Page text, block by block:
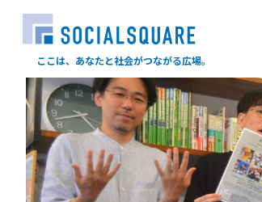
ここは、あなたと社会がつながる広場。